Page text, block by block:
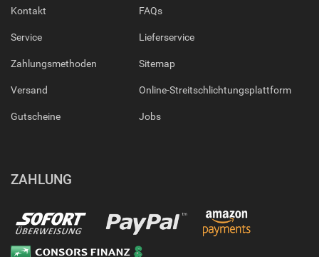
Kontakt
Service
Zahlungsmethoden
Versand
Gutscheine
FAQs
Lieferservice
Sitemap
Online-Streitschlichtungsplattform
Jobs
ZAHLUNG